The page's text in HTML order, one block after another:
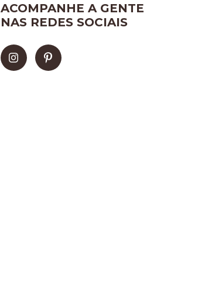
ACOMPANHE A GENTE
NAS REDES SOCIAIS